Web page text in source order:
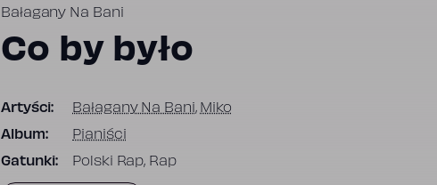
Bałagany Na Bani
Co by było
Artyści: Bałagany Na Bani, Miko
Album: Pianiści
Gatunki: Polski Rap, Rap